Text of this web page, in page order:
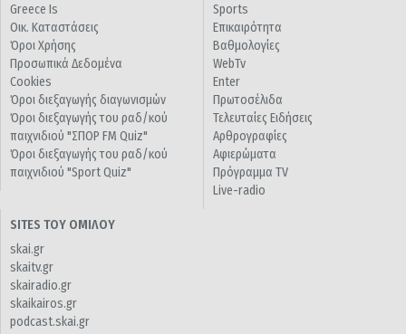
Greece Is
Οικ. Καταστάσεις
Όροι Χρήσης
Προσωπικά Δεδομένα
Cookies
Όροι διεξαγωγής διαγωνισμών
Όροι διεξαγωγής του ραδ/κού
παιχνιδιού "ΣΠΟΡ FM Quiz"
Όροι διεξαγωγής του ραδ/κού
παιχνιδιού "Sport Quiz"
Sports
Επικαιρότητα
Βαθμολογίες
WebTv
Enter
Πρωτοσέλιδα
Τελευταίες Ειδήσεις
Αρθρογραφίες
Αφιερώματα
Πρόγραμμα TV
Live-radio
SITES ΤΟΥ ΟΜΙΛΟΥ
skai.gr
skaitv.gr
skairadio.gr
skaikairos.gr
podcast.skai.gr